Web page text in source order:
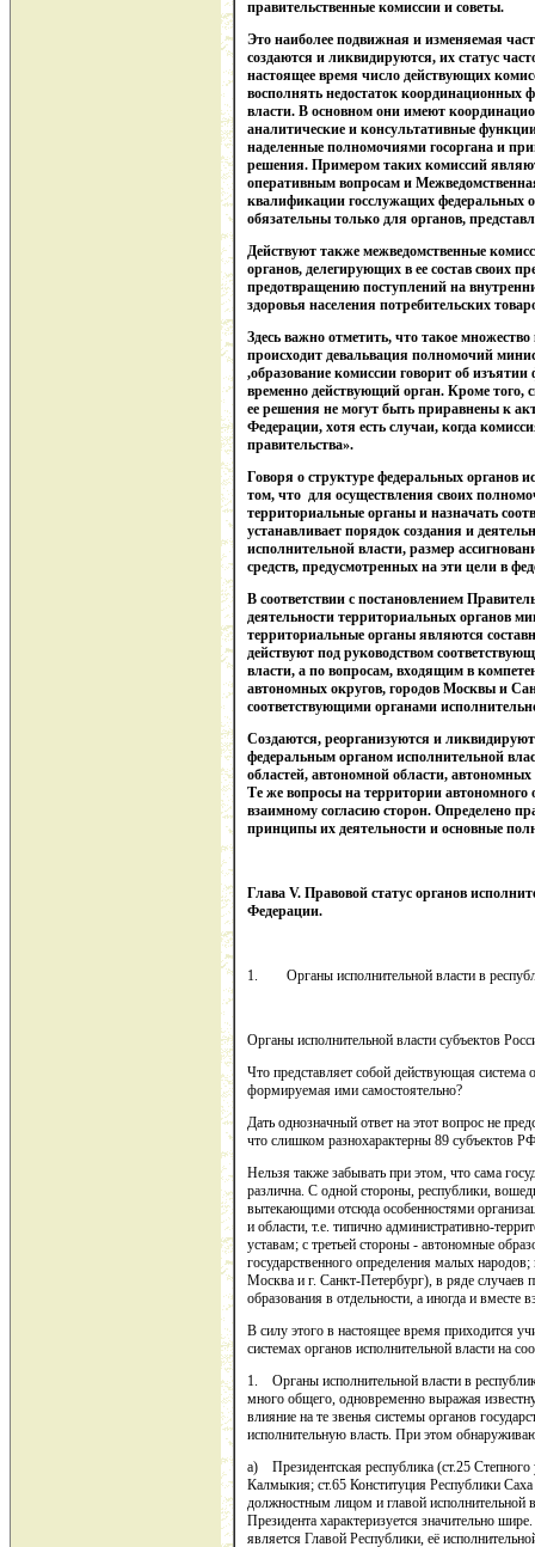
правительственные комиссии и советы.
Это наиболее подвижная и изменяемая
создаются и ликвидируются, их статус
настоящее время число действующих
восполнять недостаток координационных
власти. В основном они имеют
аналитические и консультативные
наделенные полномочиями госоргана и
решения. Примером таких комиссий
оперативным вопросам и
квалификации госслужащих федеральных
обязательны только для органов,
Действуют также межведомственные
органов, делегирующих в ее состав своих
предотвращению поступлений на
здоровья населения потребительских
Здесь важно отметить, что такое
происходит девальвация полномочий
,образование комиссии говорит об
временно действующий орган. Кроме того,
ее решения не могут быть приравнены к
Федерации, хотя есть случаи, когда
правительства».
Говоря о структуре федеральных органов
том, что для осуществления своих
территориальные органы и назначать
устанавливает порядок создания и
исполнительной власти, размер
средств, предусмотренных на эти цели в
В соответствии с постановлением
деятельности территориальных органов
территориальные органы являются
действуют под руководством
власти, а по вопросам, входящим в
автономных округов, городов Москвы и
соответствующими органами
Создаются, реорганизуются и
федеральным органом исполнительной
областей, автономной области,
Те же вопросы на территории
взаимному согласию сторон. Определено
принципы их деятельности и основные
Глава V. Правовой статус органов
Федерации.
1. Органы исполнительной власти в
Органы исполнительной власти субъектов
Что представляет собой действующая система
формируемая ими самостоятельно?
Дать однозначный ответ на этот вопрос не
что слишком разнохарактерны 89 субъектов
Нельзя также забывать при этом, что сама
различна. С одной стороны, республики,
вытекающими отсюда особенностями
и области, т.е. типично административно-
уставам; с третьей стороны - автономные
государственного определения малых
Москва и г. Санкт-Петербург), в ряде случаев
образования в отдельности, а иногда и вместе
В силу этого в настоящее время приходится
системах органов исполнительной власти на
1. Органы исполнительной власти в
много общего, одновременно выражая
влияние на те звенья системы органов
исполнительную власть. При этом
a) Президентская республика (ст.25
Калмыкия; ст.65 Конституция Республики
должностным лицом и главой исполнительной
Президента характеризуется значительно
является Главой Республики, её